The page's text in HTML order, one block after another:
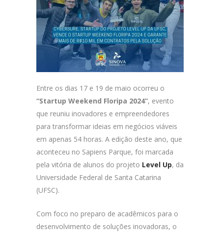
Entre os dias 17 e 19 de maio ocorreu o
“Startup Weekend Floripa 2024”, evento
que reuniu inovadores e empreendedores
para transformar ideias em negócios viáveis
em apenas 54 horas. A edição deste ano, que
aconteceu no Sapiens Parque, foi marcada
pela vitória de alunos do projeto Level Up, da
Universidade Federal de Santa Catarina
(UFSC).
Com foco no preparo de acadêmicos para o
desenvolvimento de soluções inovadoras, o